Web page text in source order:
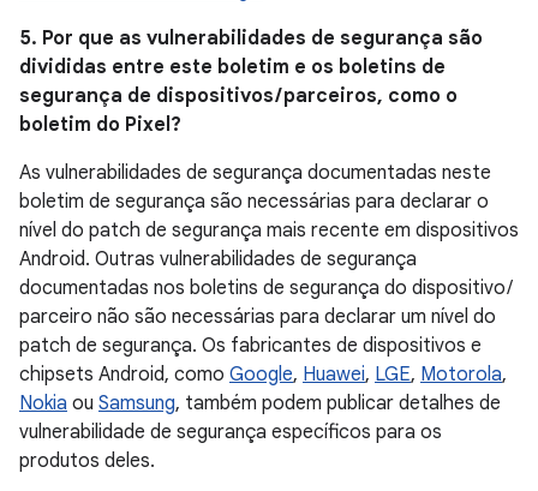
5. Por que as vulnerabilidades de segurança são
divididas entre este boletim e os boletins de
segurança de dispositivos / parceiros, como o
boletim do Pixel?
As vulnerabilidades de segurança documentadas neste
boletim de segurança são necessárias para declarar o
nível do patch de segurança mais recente em dispositivos
Android. Outras vulnerabilidades de segurança
documentadas nos boletins de segurança do dispositivo /
parceiro não são necessárias para declarar um nível do
patch de segurança. Os fabricantes de dispositivos e
chipsets Android, como Google, Huawei, LGE, Motorola,
Nokia ou Samsung, também podem publicar detalhes de
vulnerabilidade de segurança específicos para os
produtos deles.